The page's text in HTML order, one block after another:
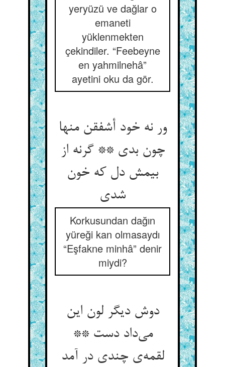
yeryüzü ve dağlar o
emaneti
yüklenmekten
çekindiler. “Feebeyne
en yahmilnehâ”
ayetini oku da gör.
ور نه خود أشفقن منها
چون بدی ** گرنه از
بیمش دل که خون
Korkusundan dağın
yüreği kan olmasaydı
“Eşfakne minhâ” denir
miydi?
دوش دیگر لون این
می‌‌داد دست **
لقمه‌‌ی چندی در آمد